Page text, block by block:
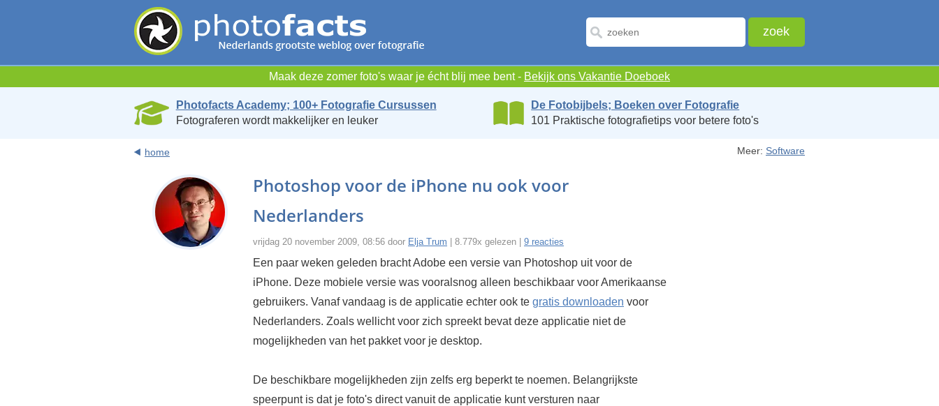
Maak deze zomer foto's waar je écht blij mee bent - Bekijk ons Vakantie Doeboek
Photofacts Academy; 100+ Fotografie Cursussen
Fotograferen wordt makkelijker en leuker
De Fotobijbels; Boeken over Fotografie
101 Praktische fotografietips voor betere foto's
home Meer: Software
Photoshop voor de iPhone nu ook voor
Nederlanders
vrijdag 20 november 2009, 08:56 door Elja Trum | 8.779x gelezen | 9 reacties
Een paar weken geleden bracht Adobe een versie van Photoshop uit voor de
iPhone. Deze mobiele versie was vooralsnog alleen beschikbaar voor Amerikaanse
gebruikers. Vanaf vandaag is de applicatie echter ook te gratis downloaden voor
Nederlanders. Zoals wellicht voor zich spreekt bevat deze applicatie niet de
mogelijkheden van het pakket voor je desktop.
De beschikbare mogelijkheden zijn zelfs erg beperkt te noemen. Belangrijkste
speerpunt is dat je foto's direct vanuit de applicatie kunt versturen naar